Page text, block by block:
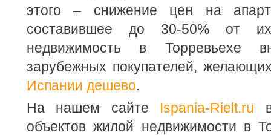
этого – снижение цен на
составившее до 30-50% от
недвижимость в Торревьехе
зарубежных покупателей,
Испании дешево.
На нашем сайте Ispania-Rielt.ru
объектов жилой недвижимости в